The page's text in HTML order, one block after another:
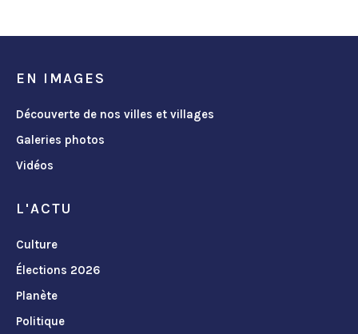
EN IMAGES
Découverte de nos villes et villages
Galeries photos
Vidéos
L'ACTU
Culture
Élections 2026
Planète
Politique